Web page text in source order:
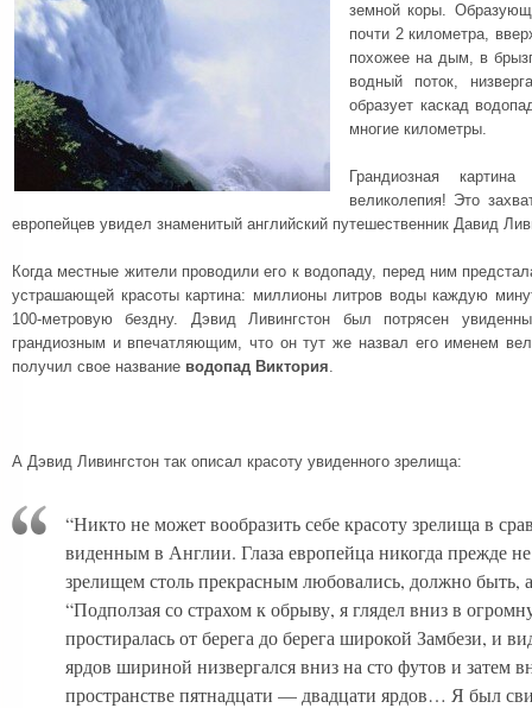
земной коры.
почти 2 километра,
похожее на дым, в
водный поток,
образует каскад
многие километры.
Грандиозная
великолепия! Это
европейцев увидел знаменитый английский путешественник Давид
Когда местные жители проводили его к водопаду, перед ним
устрашающей красоты картина: миллионы литров воды каждую
100-метровую бездну. Дэвид Ливингстон был потрясен
грандиозным и впечатляющим, что он тут же назвал его именем
получил свое название водопад Виктория.
А Дэвид Ливингстон так описал красоту увиденного зрелища:
“Никто не может вообразить себе красоту зрелища в
виденным в Англии. Глаза европейца никогда прежде
зрелищем столь прекрасным любовались, должно быть,
“Подползая со страхом к обрыву, я глядел вниз в
простиралась от берега до берега широкой Замбези, и
ярдов шириной низвергался вниз на сто футов и затем
пространстве пятнадцати — двадцати ярдов… Я был